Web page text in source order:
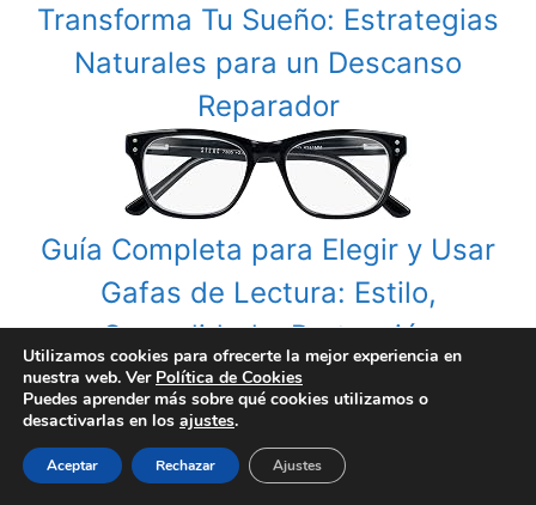
Transforma Tu Sueño: Estrategias
Naturales para un Descanso
Reparador
Guía Completa para Elegir y Usar
Gafas de Lectura: Estilo,
Comodidad y Protección
Categories
Apósitos Avanzados
Tags
apósitos impermeables Hansaplast
PostTransforma tus pasos: Guía esencial sobre
Utilizamos cookies para ofrecerte la mejor experiencia en
nuestra web. Ver Política de Cookies
Puedes aprender más sobre qué cookies utilizamos o
desactivarlas en los ajustes.
Aceptar Rechazar Ajustes